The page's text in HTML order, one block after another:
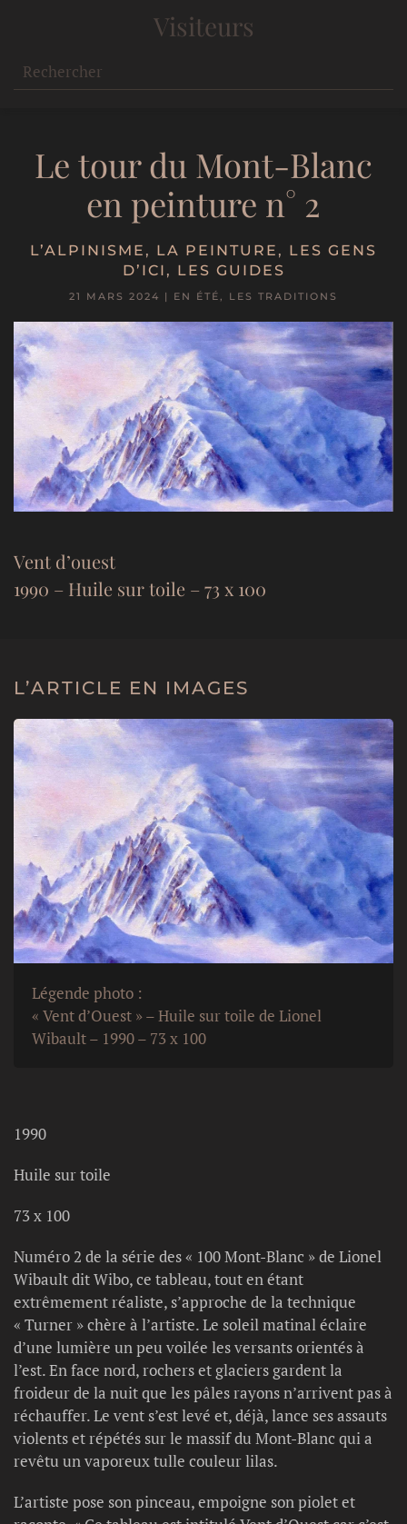
Visiteurs
Le tour du Mont-Blanc
en peinture n° 2
L’ALPINISME , LA PEINTURE , LES GENS
D’ICI , LES GUIDES
21 MARS 2024 | EN ÉTÉ, LES TRADITIONS
Vent d’ouest
1990 – Huile sur toile – 73 x 100
L’ARTICLE EN IMAGES
Légende photo :
« Vent d’Ouest » – Huile sur toile de Lionel
Wibault – 1990 – 73 x 100
1990
Huile sur toile
73 x 100
Numéro 2 de la série des « 100 Mont-Blanc » de Lionel
Wibault dit Wibo, ce tableau, tout en étant
extrêmement réaliste, s’approche de la technique
« Turner » chère à l’artiste. Le soleil matinal éclaire
d’une lumière un peu voilée les versants orientés à
l’est. En face nord, rochers et glaciers gardent la
froideur de la nuit que les pâles rayons n’arrivent pas à
réchauffer. Le vent s’est levé et, déjà, lance ses assauts
violents et répétés sur le massif du Mont-Blanc qui a
revêtu un vaporeux tulle couleur lilas.
L’artiste pose son pinceau, empoigne son piolet et